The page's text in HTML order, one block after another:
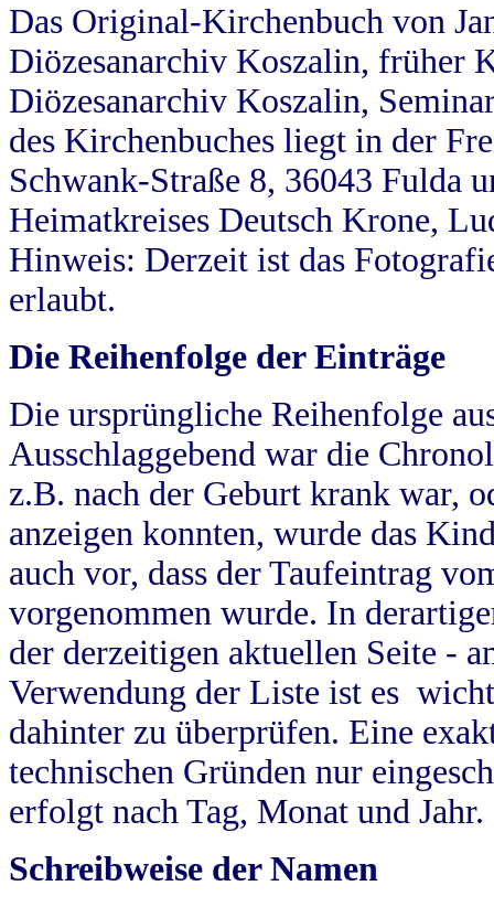
Das Original-Kirchenbuch von
Diözesanarchiv Koszalin, früher
Diözesanarchiv Koszalin,
des Kirchenbuches liegt in der
Schwank-Straße 8, 36043 Fulda
Heimatkreises Deutsch Krone,
Hinweis: Derzeit ist das
erlaubt.
Die Reihenfolge der Einträge
Die ursprüngliche Reihenfolge
Ausschlaggebend war die
z.B. nach der Geburt krank war,
anzeigen konnten, wurde das
auch vor, dass der Taufeintrag
vorgenommen wurde. In
der derzeitigen aktuellen Seite -
Verwendung der Liste ist es
dahinter zu überprüfen. Eine
technischen Gründen nur
erfolgt nach Tag, Monat und Jahr.
Schreibweise der Namen